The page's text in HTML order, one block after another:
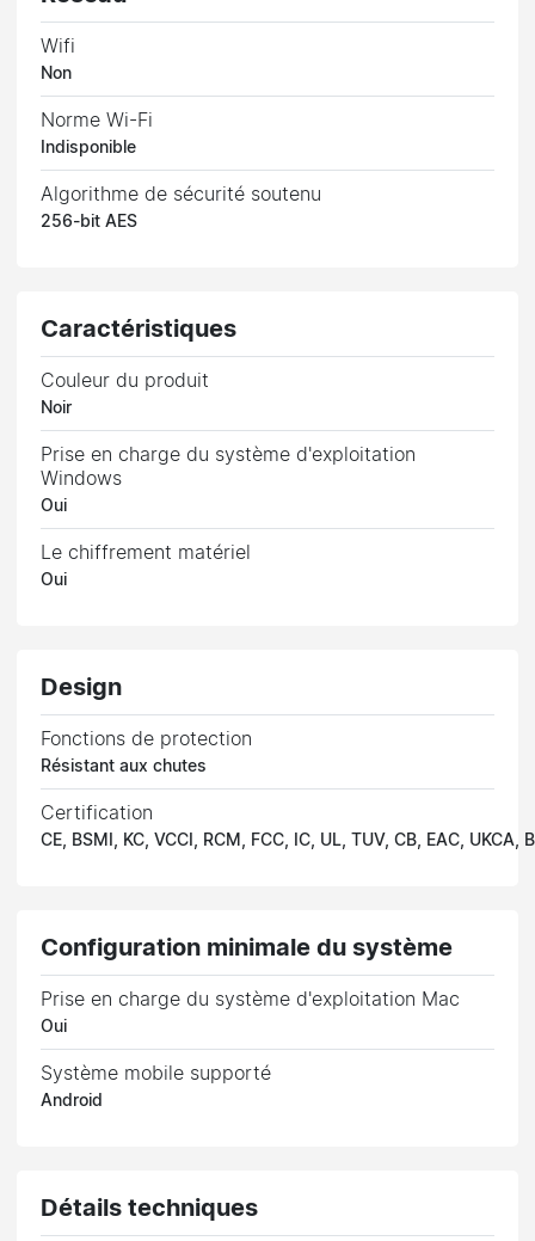
Wifi
Non
Norme Wi-Fi
Indisponible
Algorithme de sécurité soutenu
256-bit AES
Caractéristiques
Couleur du produit
Noir
Prise en charge du système d'exploitation
Windows
Oui
Le chiffrement matériel
Oui
Design
Fonctions de protection
Résistant aux chutes
Certification
CE, BSMI, KC, VCCI, RCM, FCC, IC, UL, TUV, CB, EAC, UKCA,
Configuration minimale du système
Prise en charge du système d'exploitation Mac
Oui
Système mobile supporté
Android
Détails techniques